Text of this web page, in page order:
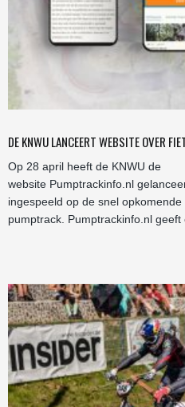
DE KNWU LANCEERT WEBSITE OVER
Op 28 april heeft de KNWU de
website Pumptrackinfo.nl
ingespeeld op de snel opkomende
pumptrack. Pumptrackinfo.nl